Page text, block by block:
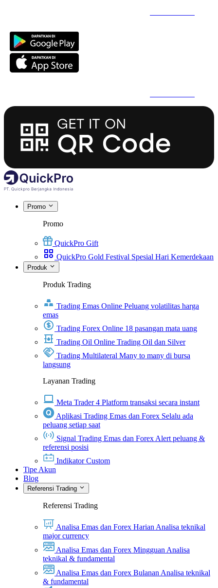
Promo
Promo
QuickPro Gift
QuickPro Gold Festival Spesial Hari Kemerdekaan
Produk
Produk Trading
Trading Emas Online Peluang volatilitas harga
emas
Trading Forex Online 18 pasangan mata uang
Trading Oil Online Trading Oil dan Silver
Trading Multilateral Many to many di bursa
langsung
Layanan Trading
Meta Trader 4 Platform transaksi secara instant
Aplikasi Trading Emas dan Forex Selalu ada
peluang setiap saat
Signal Trading Emas dan Forex Alert peluang &
referensi posisi
Indikator Custom
Tipe Akun
Blog
Referensi Trading
Referensi Trading
Analisa Emas dan Forex Harian Analisa teknikal
major currency
Analisa Emas dan Forex Mingguan Analisa
teknikal & fundamental
Analisa Emas dan Forex Bulanan Analisa teknikal
& fundamental